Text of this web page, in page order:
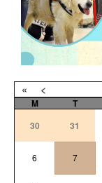
« <
M T
30
31
6 7